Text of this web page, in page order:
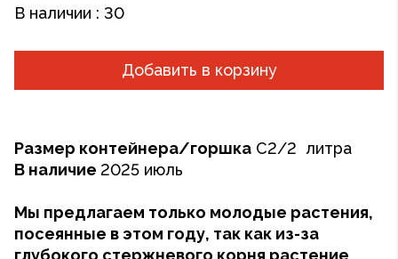
В наличии : 30
Добавить в корзину
Размер контейнера/горшка C2/2 литрa
В наличие 2025 июль
Мы предлагаем только молодые растения,
посеянные в этом году, так как из-за